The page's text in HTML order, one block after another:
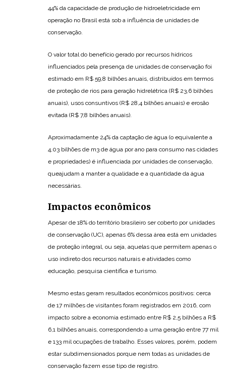
44% da capacidade de produção de hidroeletricidade em
operação no Brasil está sob a influência de unidades de
conservação.
O valor total do benefício gerado por recursos hídricos
influenciados pela presença de unidades de conservação foi
estimado em R$ 59,8 bilhões anuais, distribuídos em termos
de proteção de rios para geração hidrelétrica (R$ 23,6 bilhões
anuais), usos consuntivos (R$ 28,4 bilhões anuais) e erosão
evitada (R$ 7,8 bilhões anuais).
Aproximadamente 24% da captação de água (o equivalente a
4,03 bilhões de m3 de água por ano para consumo nas cidades
e propriedades) é influenciada por unidades de conservação,
queajudam a manter a qualidade e a quantidade da água
necessárias.
Impactos econômicos
Apesar de 18% do território brasileiro ser coberto por unidades
de conservação (UC), apenas 6% dessa área está em unidades
de proteção integral, ou seja, aquelas que permitem apenas o
uso indireto dos recursos naturais e atividades como
educação, pesquisa científica e turismo.
Mesmo estas geram resultados econômicos positivos: cerca
de 17 milhões de visitantes foram registrados em 2016, com
impacto sobre a economia estimado entre R$ 2,5 bilhões a R$
6,1 bilhões anuais, correspondendo a uma geração entre 77 mil
e 133 mil ocupações de trabalho. Esses valores, porém, podem
estar subdimensionados porque nem todas as unidades de
conservação fazem esse tipo de registro.